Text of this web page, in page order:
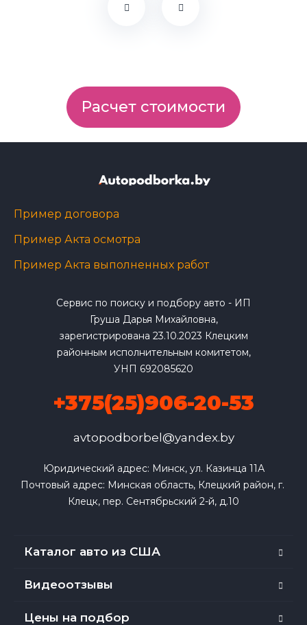
Расчет стоимости
Пример договора
Пример Акта осмотра
Пример Акта выполненных работ
Сервис по поиску и подбору авто - ИП
Груша Дарья Михайловна,
зарегистрирована 23.10.2023 Клецким
районным исполнительным комитетом,
УНП 692085620
+375(25)906-20-53
avtopodborbel@yandex.by
Юридический адрес: Минск, ул. Казинца 11А
Почтовый адрес: Минская область, Клецкий район, г.
Клецк, пер. Сентябрьский 2-й, д.10
Каталог авто из США
Видеоотзывы
Цены на подбор